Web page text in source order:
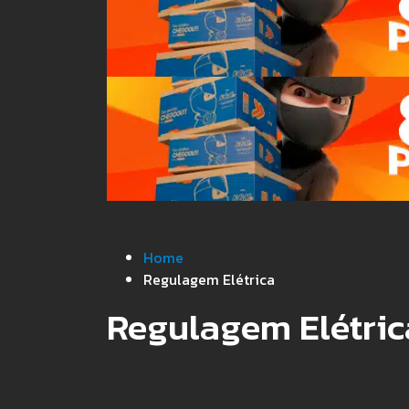
Home
Regulagem Elétrica
Regulagem